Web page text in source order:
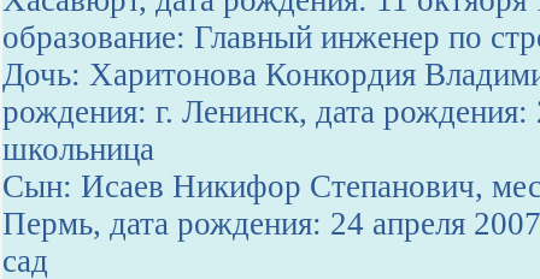
образование: Главный инженер по
Дочь: Харитонова Конкордия
рождения: г. Ленинск, дата
школьница
Сын: Исаев Никифор Степанович,
Пермь, дата рождения: 24 апреля
сад